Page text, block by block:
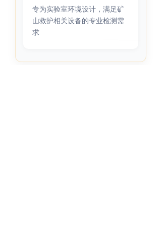
专为实验室环境设计，满足矿
山救护相关设备的专业检测需
求